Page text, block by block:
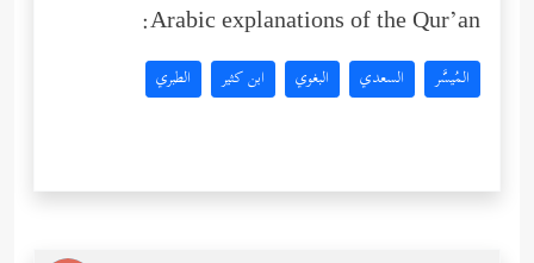
Arabic explanations of the Qur’an:
المُيسَّر السعدي البغوي ابن كثير الطبري